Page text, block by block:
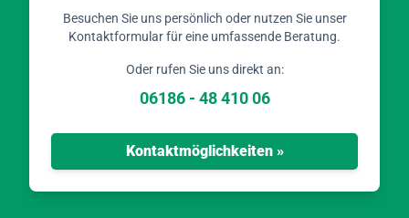
Besuchen Sie uns persönlich oder nutzen Sie unser
Kontaktformular für eine umfassende Beratung.
Oder rufen Sie uns direkt an:
06186 - 48 410 06
Kontaktmöglichkeiten »